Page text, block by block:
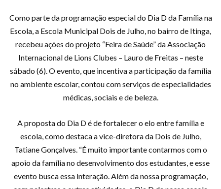
Como parte da programação especial do Dia D da Família na
Escola, a Escola Municipal Dois de Julho, no bairro de Itinga,
recebeu ações do projeto “Feira de Saúde” da Associação
Internacional de Lions Clubes – Lauro de Freitas – neste
sábado (6). O evento, que incentiva a participação da família
no ambiente escolar, contou com serviços de especialidades
médicas, sociais e de beleza.
A proposta do Dia D é de fortalecer o elo entre família e
escola, como destaca a vice-diretora da Dois de Julho,
Tatiane Gonçalves. “É muito importante contarmos com o
apoio da família no desenvolvimento dos estudantes, e esse
evento busca essa interação. Além da nossa programação,